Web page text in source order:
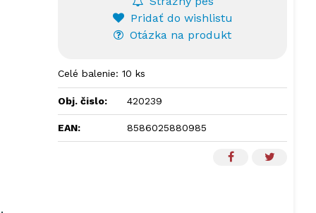
Pridať do wishlistu
Otázka na produkt
Celé balenie: 10 ks
Obj. čislo: 420239
EAN: 8586025880985